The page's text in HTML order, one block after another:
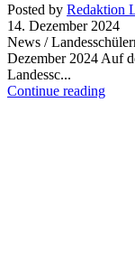
Posted by Redaktion
14. Dezember 2024
News /
Dezember 2024 Auf
Landessc...
Continue reading